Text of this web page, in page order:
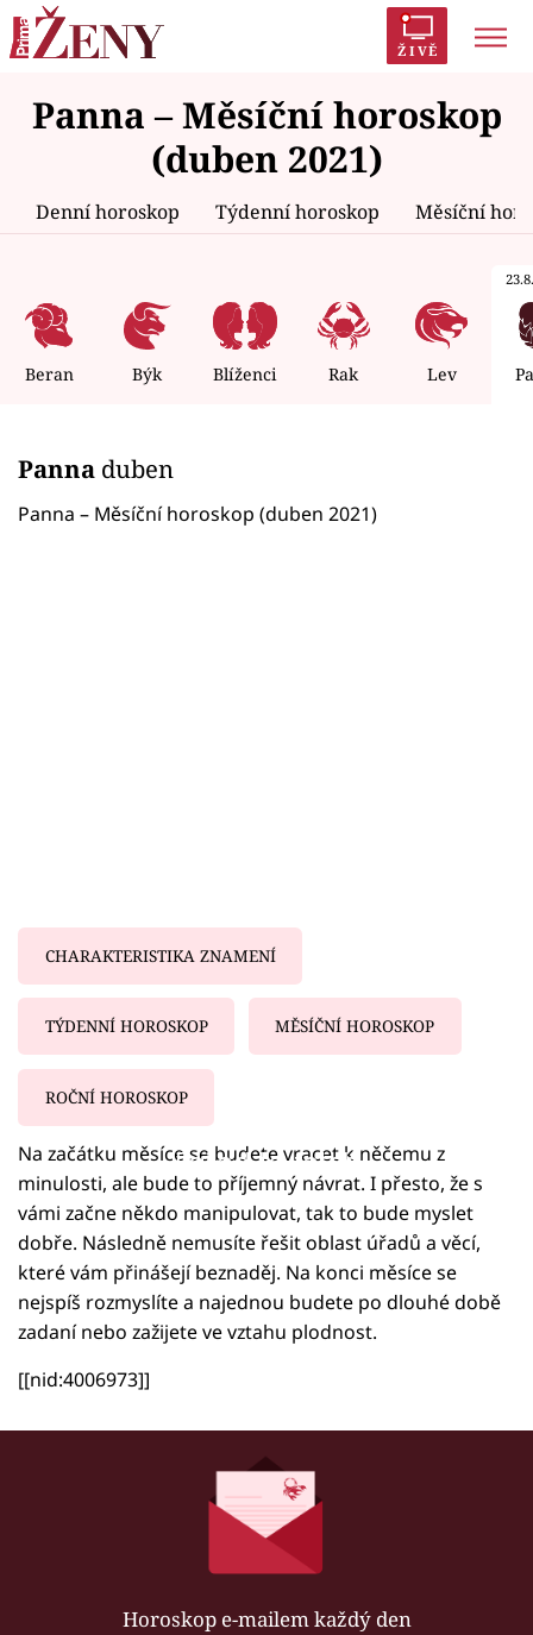
ŽIVĚ
Trendy: Polabí Inspekce Prostřeno!
AYTO?
Zrádci Proměny
Témata
Celebrity
Seriály
Sledujte nás
Panna – Měsíční horoskop
(duben 2021)
Denní horoskop Týdenní horoskop Měsíční
Beran Býk Blíženci Rak Lev
Panna duben
Panna – Měsíční horoskop (duben 2021)
CHARAKTERISTIKA ZNAMENÍ
TÝDENNÍ HOROSKOP MĚSÍČNÍ HOROSKOP
ROČNÍ HOROSKOP
Failed to fetch
Na začátku měsíce se budete vracet k něčemu z
minulosti, ale bude to příjemný návrat. I přesto, že s
vámi začne někdo manipulovat, tak to bude myslet
dobře. Následně nemusíte řešit oblast úřadů a věcí,
které vám přinášejí beznaděj. Na konci měsíce se
nejspíš rozmyslíte a najednou budete po dlouhé době
zadaní nebo zažijete ve vztahu plodnost.
[[nid:4006973]]
Horoskop e-mailem každý den